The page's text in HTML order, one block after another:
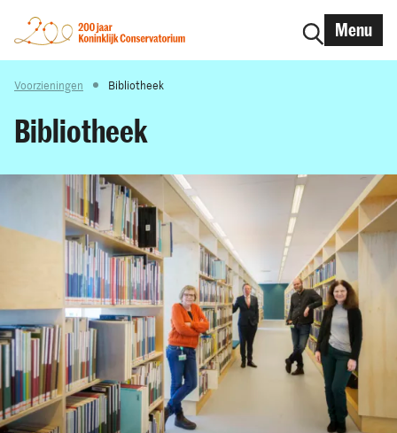
Menu
Voorzieningen Bibliotheek
Bibliotheek